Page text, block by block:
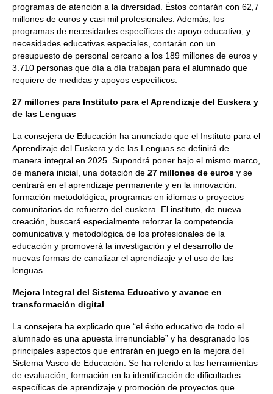
programas de atención a la diversidad. Éstos contarán con 62,7
millones de euros y casi mil profesionales. Además, los
programas de necesidades específicas de apoyo educativo, y
necesidades educativas especiales, contarán con un
presupuesto de personal cercano a los 189 millones de euros y
3.710 personas que día a día trabajan para el alumnado que
requiere de medidas y apoyos específicos.
27 millones para Instituto para el Aprendizaje del Euskera y
de las Lenguas
La consejera de Educación ha anunciado que el Instituto para el
Aprendizaje del Euskera y de las Lenguas se definirá de
manera integral en 2025. Supondrá poner bajo el mismo marco,
de manera inicial, una dotación de 27 millones de euros y se
centrará en el aprendizaje permanente y en la innovación:
formación metodológica, programas en idiomas o proyectos
comunitarios de refuerzo del euskera. El instituto, de nueva
creación, buscará especialmente reforzar la competencia
comunicativa y metodológica de los profesionales de la
educación y promoverá la investigación y el desarrollo de
nuevas formas de canalizar el aprendizaje y el uso de las
lenguas.
Mejora Integral del Sistema Educativo y avance en
transformación digital
La consejera ha explicado que “el éxito educativo de todo el
alumnado es una apuesta irrenunciable” y ha desgranado los
principales aspectos que entrarán en juego en la mejora del
Sistema Vasco de Educación. Se ha referido a las herramientas
de evaluación, formación en la identificación de dificultades
específicas de aprendizaje y promoción de proyectos que